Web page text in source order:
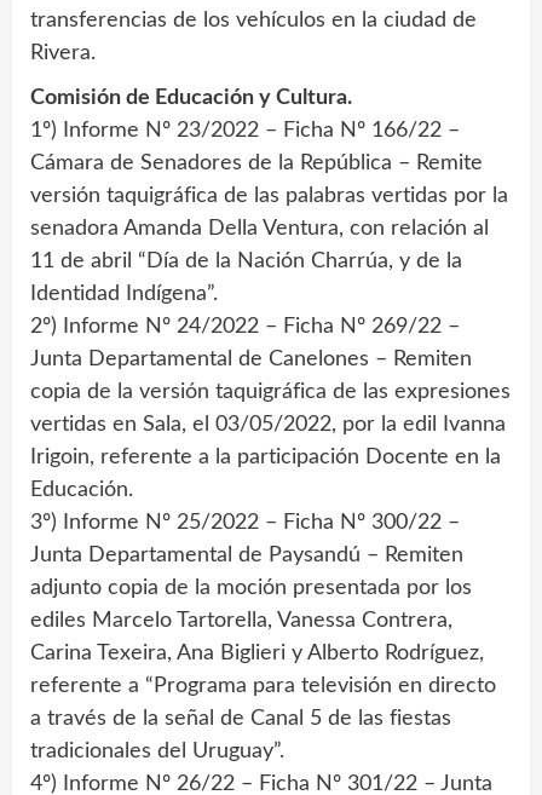
transferencias de los vehículos en la ciudad de
Rivera.
Comisión de Educación y Cultura.
1º) Informe Nº 23/2022 – Ficha Nº 166/22 –
Cámara de Senadores de la República – Remite
versión taquigráfica de las palabras vertidas por la
senadora Amanda Della Ventura, con relación al
11 de abril “Día de la Nación Charrúa, y de la
Identidad Indígena”.
2º) Informe Nº 24/2022 – Ficha Nº 269/22 –
Junta Departamental de Canelones – Remiten
copia de la versión taquigráfica de las expresiones
vertidas en Sala, el 03/05/2022, por la edil Ivanna
Irigoin, referente a la participación Docente en la
Educación.
3º) Informe Nº 25/2022 – Ficha Nº 300/22 –
Junta Departamental de Paysandú – Remiten
adjunto copia de la moción presentada por los
ediles Marcelo Tartorella, Vanessa Contrera,
Carina Texeira, Ana Biglieri y Alberto Rodríguez,
referente a “Programa para televisión en directo
a través de la señal de Canal 5 de las fiestas
tradicionales del Uruguay”.
4º) Informe Nº 26/22 – Ficha Nº 301/22 – Junta